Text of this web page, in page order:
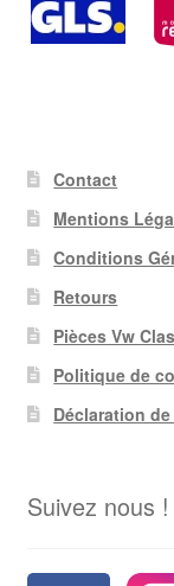
Contact
Mentions
Conditions
Retours
Pièces Vw
Politique de
Déclaration
Suivez nous !